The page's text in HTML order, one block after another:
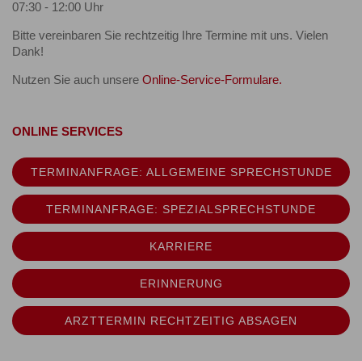
07:30 - 12:00 Uhr
Bitte vereinbaren Sie rechtzeitig Ihre Termine mit uns. Vielen
Dank!
Nutzen Sie auch unsere Online-Service-Formulare.
ONLINE SERVICES
TERMINANFRAGE: ALLGEMEINE SPRECHSTUNDE
TERMINANFRAGE: SPEZIALSPRECHSTUNDE
KARRIERE
ERINNERUNG
ARZTTERMIN RECHTZEITIG ABSAGEN